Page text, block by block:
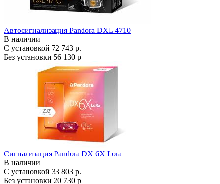
Автосигнализация Pandora DXL 4710
В наличии
С установкой 72 743 р.
Без установки 56 130 р.
Сигнализация Pandora DX 6X Lora
В наличии
С установкой 33 803 р.
Без установки 20 730 р.